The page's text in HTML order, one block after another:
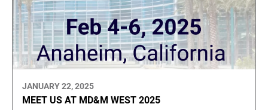
JANUARY 22, 2025
MEET US AT MD&M WEST 2025